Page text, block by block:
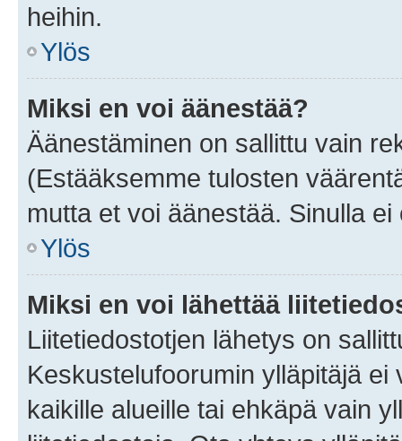
heihin.
Ylös
Miksi en voi äänestää?
Äänestäminen on sallittu vain
(Estääksemme tulosten
mutta et voi äänestää. Sinulla
Ylös
Miksi en voi lähettää
Liitetiedostotjen lähetys on
Keskustelufoorumin ylläpitäjä
kaikille alueille tai ehkäpä vain